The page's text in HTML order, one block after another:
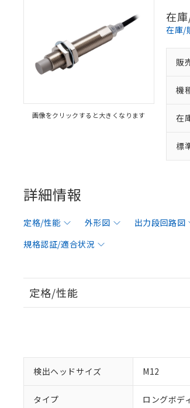
画像をクリックすると大きくなります
在
在庫/
販
機
在
標
詳細情報
定格/性能 外形図 出力段回路図
規格認証/適合状況
定格/性能
検出ヘッドサイズ M12
タイプ ロングボデ